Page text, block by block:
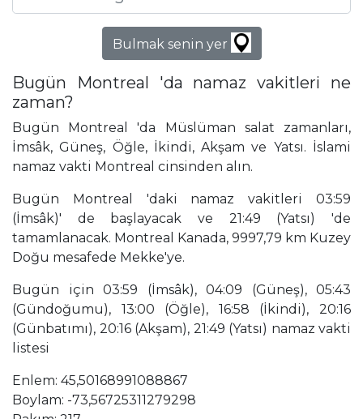
Bulmak senin yer
Bugün Montreal 'da namaz vakitleri ne
zaman?
Bugün Montreal 'da Müslüman salat zamanları,
İmsâk, Güneş, Öğle, İkindi, Akşam ve Yatsı. İslami
namaz vakti Montreal cinsinden alın.
Bugün Montreal 'daki namaz vakitleri 03:59
(İmsâk)' de başlayacak ve 21:49 (Yatsı) 'de
tamamlanacak. Montreal Kanada, 9997,79 km Kuzey
Doğu mesafede Mekke'ye.
Bugün için 03:59 (İmsâk), 04:09 (Güneş), 05:43
(Gündoğumu), 13:00 (Öğle), 16:58 (İkindi), 20:16
(Günbatımı), 20:16 (Akşam), 21:49 (Yatsı) namaz vakti
listesi
Enlem: 45,50168991088867
Boylam: -73,56725311279298